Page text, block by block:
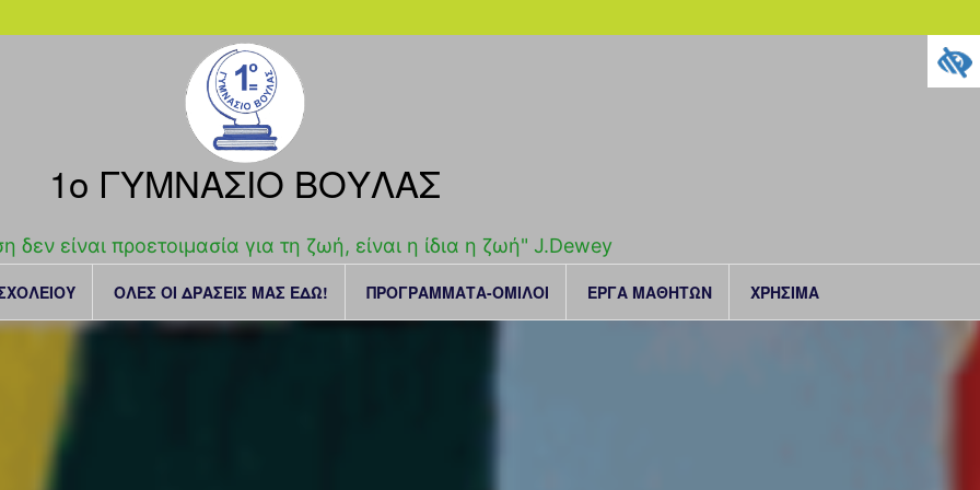
1o ΓΥΜΝΑΣΙΟ ΒΟΥΛΑΣ
δεν είναι προετοιμασία για τη ζωή, είναι η ίδια η ζωή" J.Dewey
ΟΛΕΣ ΟΙ ΔΡΑΣΕΙΣ ΜΑΣ ΕΔΩ! ΠΡΟΓΡΑΜΜΑΤΑ-ΟΜΙΛΟΙ ΕΡΓΑ ΜΑΘΗΤΩΝ ΧΡΗΣΙΜΑ